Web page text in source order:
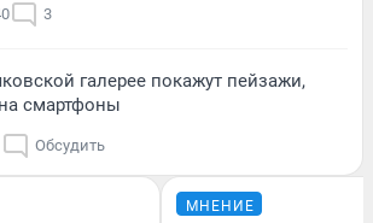
3
галерее покажут пейзажи,
смартфоны
Обсудить
МНЕНИЕ